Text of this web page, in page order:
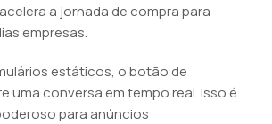
a jornada de compra para
empresas.
estáticos, o botão de
uma conversa em tempo real. Isso é
para anúncios